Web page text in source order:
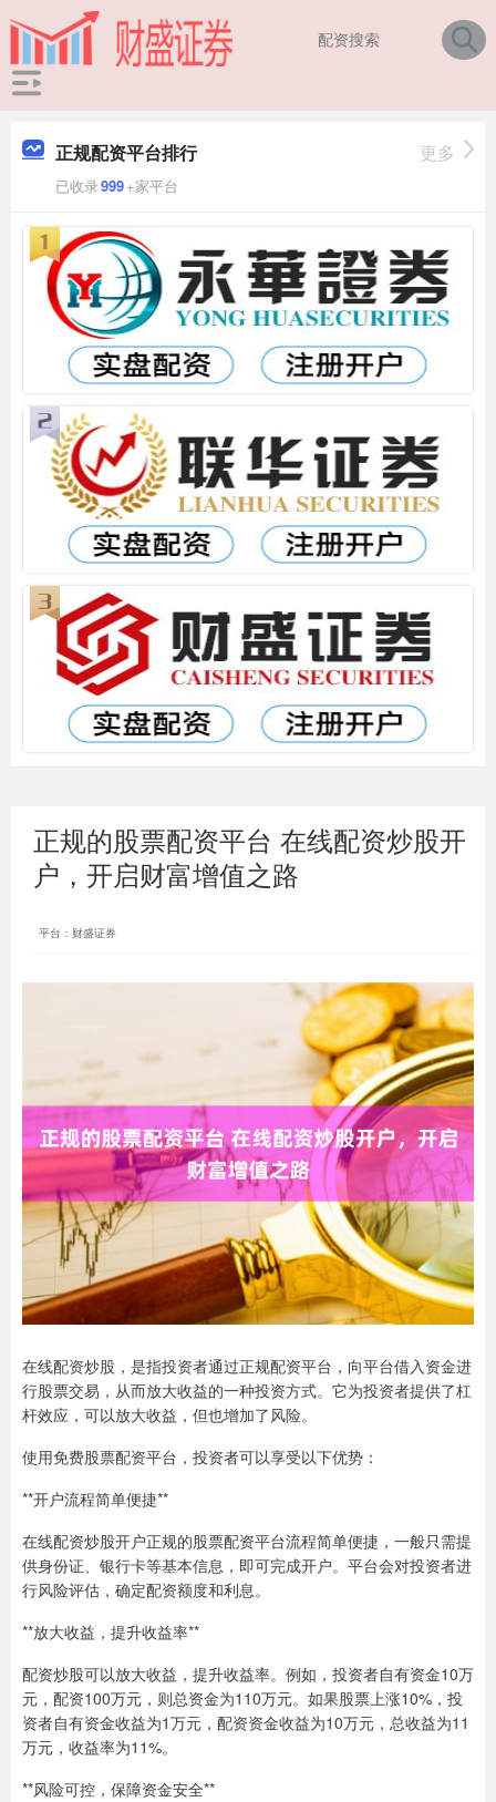
正规配资平台排行
已收录999+家平台
更多
正规的股票配资平台 在线配资炒股开
户，开启财富增值之路
平台：财盛证券
在线配资炒股，是指投资者通过正规配资平台，向平台借入资金进
行股票交易，从而放大收益的一种投资方式。它为投资者提供了杠
杆效应，可以放大收益，但也增加了风险。
使用免费股票配资平台，投资者可以享受以下优势：
**开户流程简单便捷**
在线配资炒股开户正规的股票配资平台流程简单便捷，一般只需提
供身份证、银行卡等基本信息，即可完成开户。平台会对投资者进
行风险评估，确定配资额度和利息。
**放大收益，提升收益率**
配资炒股可以放大收益，提升收益率。例如，投资者自有资金10万
元，配资100万元，则总资金为110万元。如果股票上涨10%，投
资者自有资金收益为1万元，配资资金收益为10万元，总收益为11
万元，收益率为11%。
**风险可控，保障资金安全**